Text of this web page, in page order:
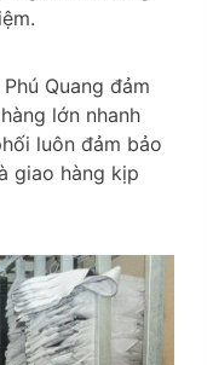
Quang đảm
lớn nhanh
luôn đảm bảo
giao hàng kịp